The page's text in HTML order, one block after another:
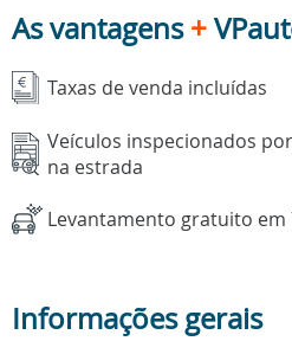
As vantagens+
Taxas de venda incluídas
Veículos inspecionados
na estrada
Levantamento gratuito em
Informações gerais